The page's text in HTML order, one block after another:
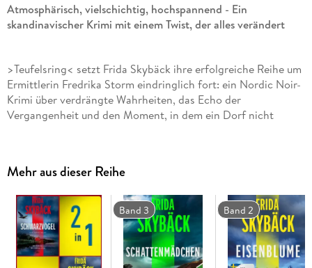
Atmosphärisch, vielschichtig, hochspannend - Ein
skandinavischer Krimi mit einem Twist, der alles verändert
>Teufelsring< setzt Frida Skybäck ihre erfolgreiche Reihe um
Ermittlerin Fredrika Storm eindringlich fort: ein Nordic Noir-
Krimi über verdrängte Wahrheiten, das Echo der
Vergangenheit und den Moment, in dem ein Dorf nicht
Ein brutaler Mord im Moor und die Schatten einer alten
Tragödie
Im Naturreservat Nöbbelövs Mosse bei Lund entdeckt eine
Mehr aus dieser Reihe
Band 3 Band 2